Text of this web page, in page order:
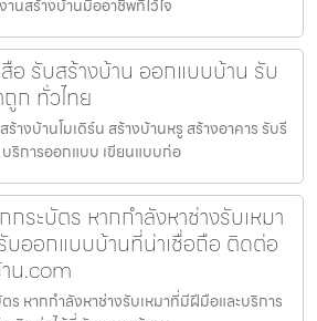
นสร้างบ้านมืออาชีพที่ไว้ใจ
อ รับสร้างบ้าน ออกแบบบ้าน รับ
ถูก ทั่วไทย
างบ้านโมเดิร์น สร้างบ้านหรู สร้างอาคาร รับรี
ริการออกแบบ เขียนแบบก่อ
กระบัตร หากกำลังหาช่างรับเหมา
บออกแบบบ้านที่น่าเชื่อถือ ติดต่อ
น.com
ร หากกำลังหาช่างรับเหมาที่มีฝีมือและบริการ